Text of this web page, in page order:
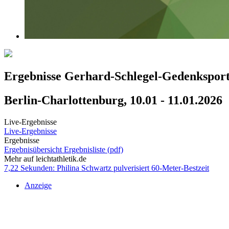
Ergebnisse Gerhard-Schlegel-
Berlin-Charlottenburg, 10.01 - 11.01.2026
Live-Ergebnisse
Live-Ergebnisse
Ergebnisse
Ergebnisübersicht Ergebnisliste (pdf)
Mehr auf leichtathletik.de
7,22 Sekunden: Philina Schwartz pulverisiert 60-Meter-Bestzeit
Anzeige